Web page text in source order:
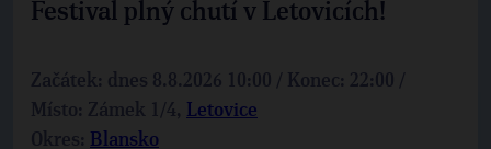
Festival plný chutí v Letovicích!
Začátek: dnes 8.8.2026 10:00 / Konec: 22:00 /
Místo: Zámek 1/4, Letovice
Okres: Blansko